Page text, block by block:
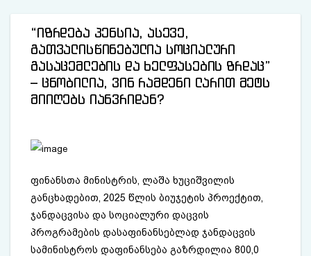
“იზრდება პენსია, ასევე,
გათვალისწინებულია სოციალური
გასაცემლების და ხელფასების ზრდაც”
– ცნობილია, ვინ რამდენი ლარით მეტს
მიიღებს იანვრიდან?
ფინანსთა მინისტრის, ლაშა ხუციშვილის
განცხადებით, 2025 წლის ბიუჯეტის პროექტით,
ჯანდაცვისა და სოციალური დაცვის
პროგრამების დასაფინანსებლად ჯანდაცვის
სამინისტროს დაფინანსება გაზრდილია 800,0